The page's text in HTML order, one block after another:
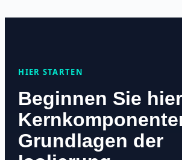
HIER STARTEN
Beginnen Sie
Grundlagen der